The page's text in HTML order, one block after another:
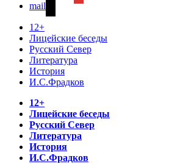
mail
12+
Лицейские беседы
Русский Север
Литература
История
И.С.Фрадков
12+
Лицейские беседы
Русский Север
Литература
История
И.С.Фрадков